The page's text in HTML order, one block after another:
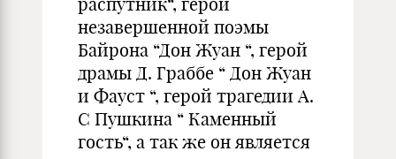
незавершенной поэмы
Байрона “Дон Жуан “, герой
драмы Д. Граббе “ Дон Жуан
и Фауст “, герой трагедии А.
С Пушкина “ Каменный
гость“, а так же он является